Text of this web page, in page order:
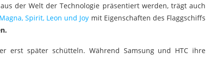
der Welt der Technologie präsentiert werden, trägt auch
Spirit, Leon und Joy mit Eigenschaften des Flaggschiffs
erst später schütteln. Während Samsung und HTC ihre